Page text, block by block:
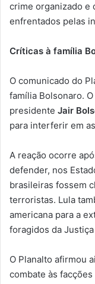
crime organizado e
enfrentados pelas
Críticas à família
O comunicado do
família Bolsonaro.
presidente Jair
para interferir em
A reação ocorre
defender, nos
brasileiras fossem
terroristas. Lula
americana para a
foragidos da
O Planalto afirmou
combate às